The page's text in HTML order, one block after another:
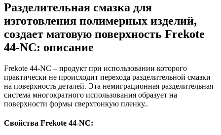
Разделительная смазка для
изготовления полимерных изделий,
создает матовую поверхность Frekote
44-NC: описание
Frekote 44-NC – продукт при использовании которого
практически не происходит перехода разделительной смазки
на поверхность деталей. Эта немиграционная разделительная
система многократного использования образует на
поверхности формы сверхтонкую пленку..
Свойства Frekote 44-NC: